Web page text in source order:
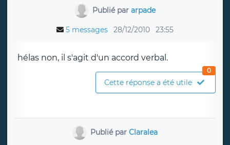
Publié pararpade
5 messages 28/12/2010 23:55
hélas non, il s'agit d'un accord verbal.
Cette réponse a été utile
0
Publié parClaralea